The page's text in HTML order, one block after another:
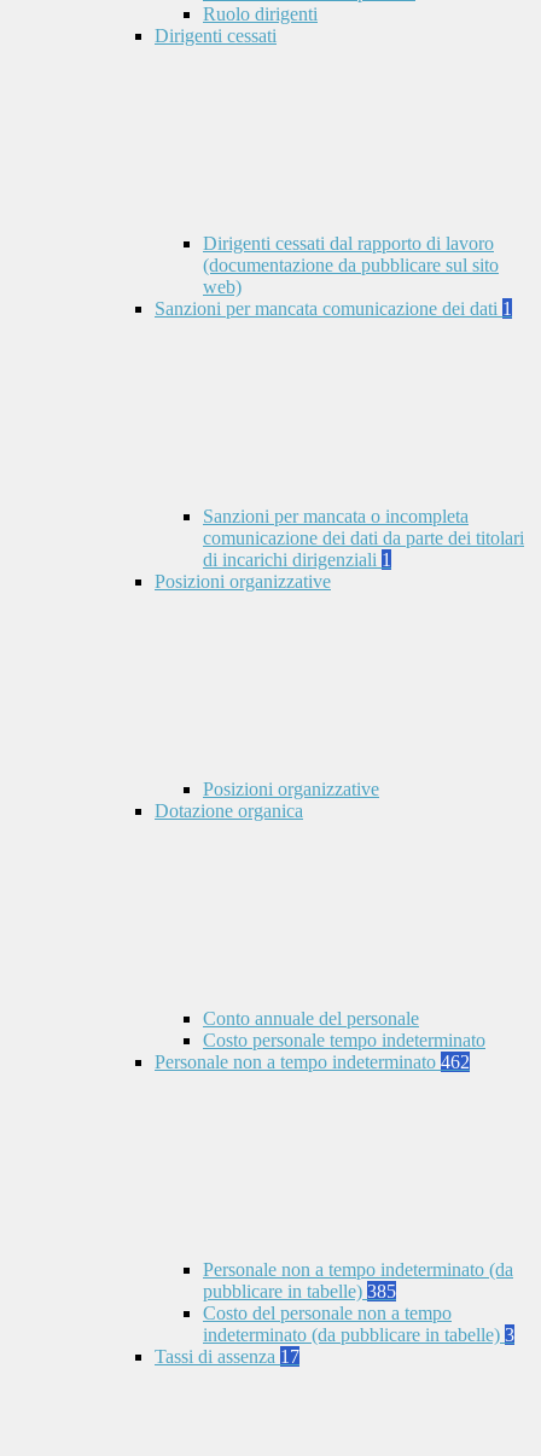
Ruolo dirigenti
Dirigenti cessati
Dirigenti cessati dal rapporto di lavoro
(documentazione da pubblicare sul sito
web)
Sanzioni per mancata comunicazione dei dati 1
Sanzioni per mancata o incompleta
comunicazione dei dati da parte dei titolari
di incarichi dirigenziali 1
Posizioni organizzative
Posizioni organizzative
Dotazione organica
Conto annuale del personale
Costo personale tempo indeterminato
Personale non a tempo indeterminato 462
Personale non a tempo indeterminato (da
pubblicare in tabelle) 385
Costo del personale non a tempo
indeterminato (da pubblicare in tabelle) 3
Tassi di assenza 17